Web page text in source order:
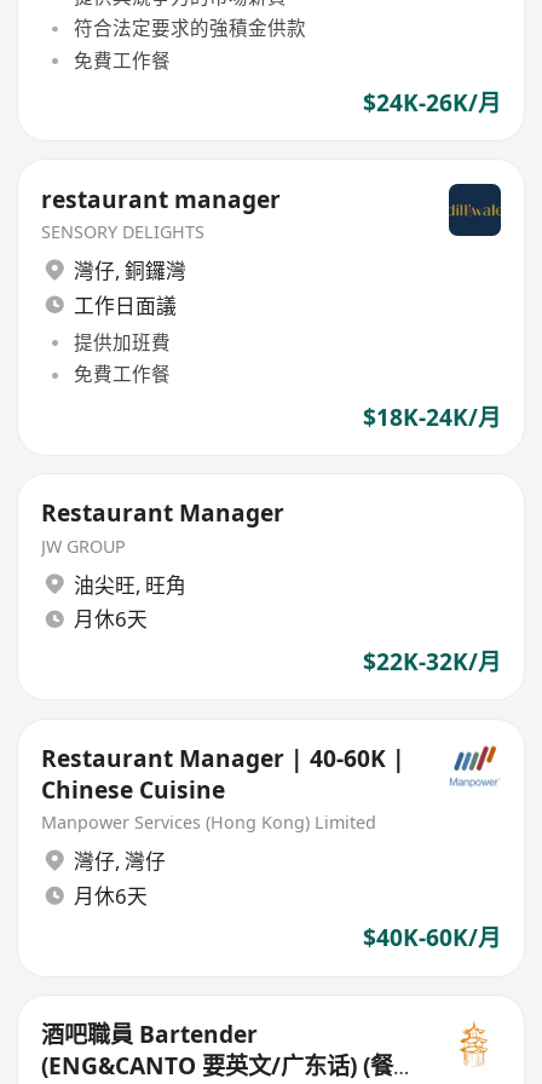
符合法定要求的強積金供款
免費工作餐
$24K-26K/月
restaurant manager
SENSORY DELIGHTS
灣仔, 銅鑼灣
工作日面議
提供加班費
免費工作餐
$18K-24K/月
Restaurant Manager
JW GROUP
油尖旺, 旺角
月休6天
$22K-32K/月
Restaurant Manager | 40-60K |
Chinese Cuisine
Manpower Services (Hong Kong) Limited
灣仔, 灣仔
月休6天
$40K-60K/月
酒吧職員 Bartender
(ENG&CANTO 要英文/广东话) (餐